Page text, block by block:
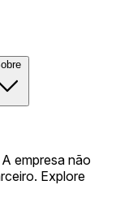
A empresa não
Explore